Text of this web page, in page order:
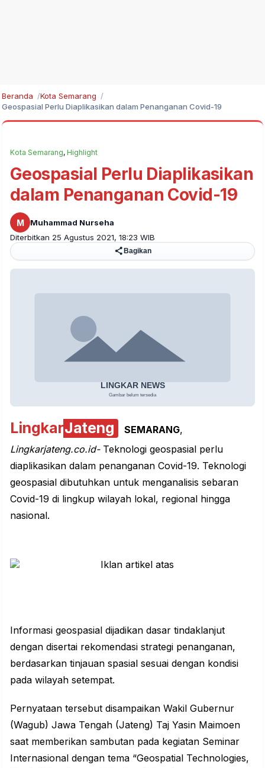
Beranda
Kota Semarang
Geospasial Perlu Diaplikasikan dalam Penanganan Covid-19
Kota Semarang, Highlight
Geospasial Perlu Diaplikasikan
dalam Penanganan Covid-19
M
Muhammad Nurseha
Diterbitkan 25 Agustus 2021, 18:23 WIB
Bagikan
LingkarJateng SEMARANG,
Lingkarjateng.co.id-Teknologi geospasial perlu
diaplikasikan dalam penanganan Covid-19. Teknologi
geospasial dibutuhkan untuk menganalisis sebaran
Covid-19 di lingkup wilayah lokal, regional hingga
nasional.
Informasi geospasial dijadikan dasar tindaklanjut
dengan disertai rekomendasi strategi penanganan,
berdasarkan tinjauan spasial sesuai dengan kondisi
pada wilayah setempat.
Pernyataan tersebut disampaikan Wakil Gubernur
(Wagub) Jawa Tengah (Jateng) Taj Yasin Maimoen
saat memberikan sambutan pada kegiatan Seminar
Internasional dengan tema “Geospatial Technologies,